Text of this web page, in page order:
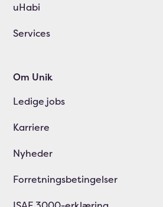
uHabi
Services
Om Unik
Ledige jobs
Karriere
Nyheder
Forretningsbetingelser